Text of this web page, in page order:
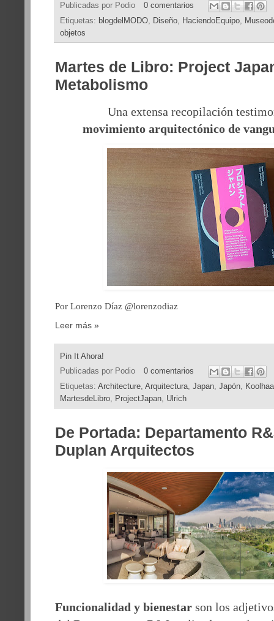
Publicadas por Podio
0 comentarios
Etiquetas: blogdelMODO, Diseño, HaciendoEquipo,
objetos
Martes de Libro: Project
Metabolismo
Una extensa recopilación
movimiento arquitectónico de
Por Lorenzo Díaz @lorenzodiaz
Leer más »
Pin It Ahora!
Publicadas por Podio
0 comentarios
Etiquetas: Architecture, Arquitectura, Japan, Japón,
MartesdeLibro, ProjectJapan, Ulrich
De Portada: Departamento
Duplan Arquitectos
Funcionalidad y bienestar son los